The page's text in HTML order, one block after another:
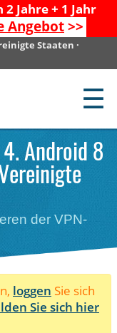
2 Jahre + 1 Jahr
Angebot>>
Staaten ·
☰
Android 8
der VPN-
loggen Sie sich
Sie sich hier